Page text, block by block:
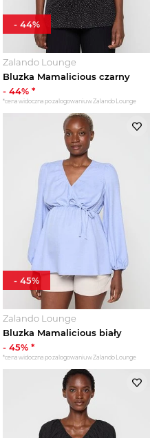
Zalando Lounge
Bluzka Mamalicious czarny
- 44% *
*cena widoczna po zalogowaniu w Zalando Lounge
- 44%
Zalando Lounge
Bluzka Mamalicious biały
- 45% *
*cena widoczna po zalogowaniu w Zalando Lounge
- 45%